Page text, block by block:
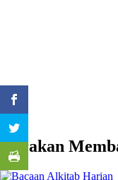
Utuslah Aku, Ya
Maju Terus
Gerakan